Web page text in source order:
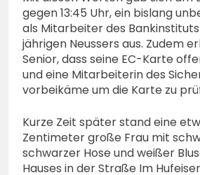
gegen 13:45 Uhr, ein bislang
als Mitarbeiter des
jährigen Neussers aus. Zudem
Senior, dass seine EC-Karte
und eine Mitarbeiterin des
vorbeikäme um die Karte zu
Kurze Zeit später stand eine
Zentimeter große Frau mit
schwarzer Hose und weißer
Hauses in der Straße Im